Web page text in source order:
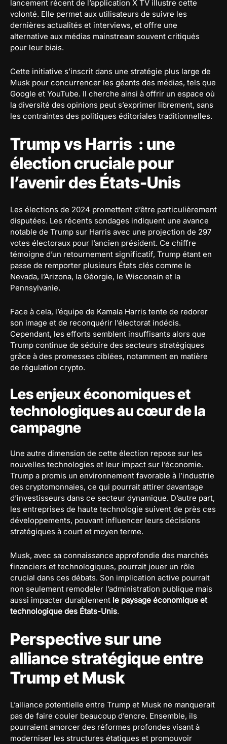
lancement récent de l’application X TV illustre cette
volonté. Elle permet aux utilisateurs de suivre les
dernières actualités et interviews, et offre une
alternative aux médias mainstream souvent critiqués
pour leur biais.
Cette initiative s’inscrit dans une stratégie plus large de
Musk pour concurrencer les géants des médias, tels que
Google et YouTube. Il cherche ainsi à offrir un espace où
la diversité des opinions peut s’exprimer librement, sans
les contraintes des politiques éditoriales traditionnelles.
Trump vs Harris : une
élection cruciale pour
l’avenir des États-Unis
Les élections de 2024 promettent d’être particulièrement
disputées. Les récents sondages indiquent une avance
notable de Trump sur Harris avec une projection de 297
votes électoraux pour l’ancien président. Ce chiffre
témoigne d’un retournement significatif, Trump étant en
passe de remporter plusieurs États clés comme le
Nevada, l’Arizona, la Géorgie, le Wisconsin et la
Pennsylvanie.
Face à cela, l’équipe de Kamala Harris tente de redorer
son image et de reconquérir l’électorat indécis.
Cependant, les efforts semblent insuffisants alors que
Trump continue de séduire des secteurs stratégiques
grâce à des promesses ciblées, notamment en matière
de régulation crypto.
Les enjeux économiques et
technologiques au cœur de la
campagne
Une autre dimension de cette élection repose sur les
nouvelles technologies et leur impact sur l’économie.
Trump a promis un environnement favorable à l’industrie
des cryptomonnaies, ce qui pourrait attirer davantage
d’investisseurs dans ce secteur dynamique. D’autre part,
les entreprises de haute technologie suivent de près ces
développements, pouvant influencer leurs décisions
stratégiques à court et moyen terme.
Musk, avec sa connaissance approfondie des marchés
financiers et technologiques, pourrait jouer un rôle
crucial dans ces débats. Son implication active pourrait
non seulement remodeler l’administration publique mais
aussi impacter durablement le paysage économique et
technologique des États-Unis.
Perspective sur une
alliance stratégique entre
Trump et Musk
L’alliance potentielle entre Trump et Musk ne manquerait
pas de faire couler beaucoup d’encre. Ensemble, ils
pourraient amorcer des réformes profondes visant à
moderniser les structures étatiques et promouvoir